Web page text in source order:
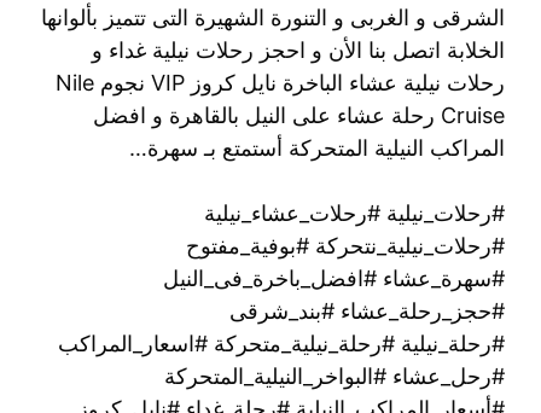
الشرقى و الغربى و التنورة الشهيرة التى تتميز بألوانها
الخلابة اتصل بنا الأن و احجز رحلات نيلية غداء و
رحلات نيلية عشاء الباخرة نايل كروز VIP نجوم Nile
Cruise رحلة عشاء على النيل بالقاهرة و افضل
المراكب النيلية المتحركة أستمتع بـ سهرة…
#رحلات_نيلية #رحلات_عشاء_نيلية
#رحلات_نيلية_نتحركة #بوفية_مفتوح
#سهرة_عشاء #افضل_باخرة_فى_النيل
#حجز_رحلة_عشاء #بند_شرقى
#رحلة_نيلية #رحلة_نيلية_متحركة #اسعار_المراكب
#رحل_عشاء #البواخر_النيلية_المتحركة